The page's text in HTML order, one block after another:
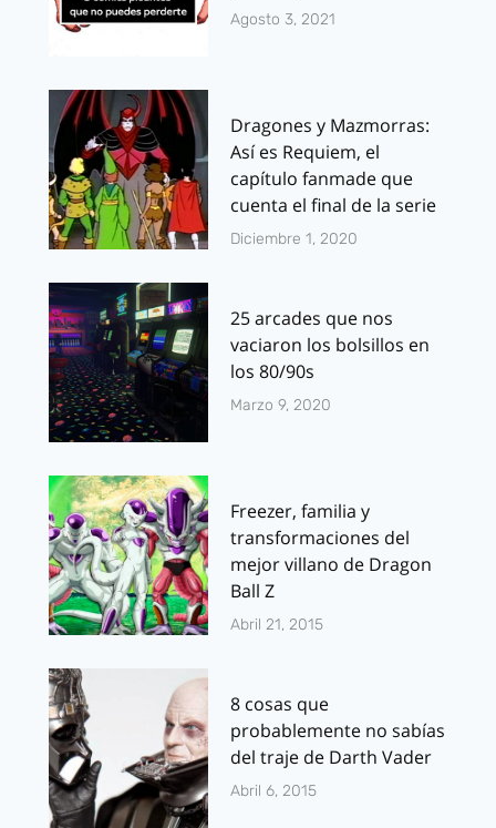
Agosto 3, 2021
Dragones y Mazmorras:
Así es Requiem, el
capítulo fanmade que
cuenta el final de la serie
Diciembre 1, 2020
25 arcades que nos
vaciaron los bolsillos en
los 80/90s
Marzo 9, 2020
Freezer, familia y
transformaciones del
mejor villano de Dragon
Ball Z
Abril 21, 2015
8 cosas que
probablemente no sabías
del traje de Darth Vader
Abril 6, 2015